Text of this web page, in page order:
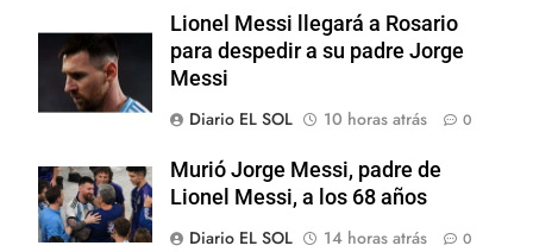
Lionel Messi llegará a Rosario
para despedir a su padre Jorge
Messi
Diario EL SOL
10 horas atrás 0
Murió Jorge Messi, padre de
Lionel Messi, a los 68 años
Diario EL SOL
14 horas atrás 0